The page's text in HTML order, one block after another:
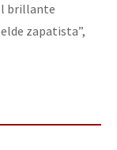
brillante
zapatista”,